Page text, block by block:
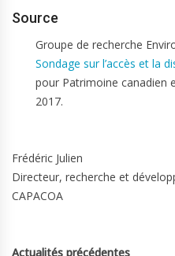
Source
Groupe de recherche
Sondage sur l’accès et la
pour Patrimoine canadien
2017.
Frédéric Julien
Directeur, recherche et
CAPACOA
Actualités précédentes